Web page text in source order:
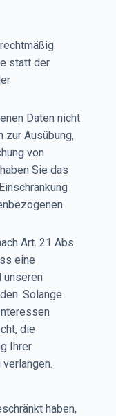
statt der
Daten nicht
zur Ausübung,
von
Sie das
Art. 21 Abs.
eine
unseren
Solange
die
Ihrer
haben,